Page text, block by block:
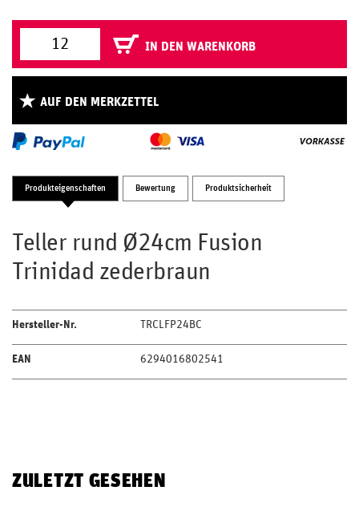
IN DEN WARENKORB
AUF DEN MERKZETTEL
Produkteigenschaften Bewertung Produktsicherheit
Teller rund Ø24cm Fusion
Trinidad zederbraun
Hersteller-Nr. TRCLFP24BC
EAN 6294016802541
ZULETZT GESEHEN